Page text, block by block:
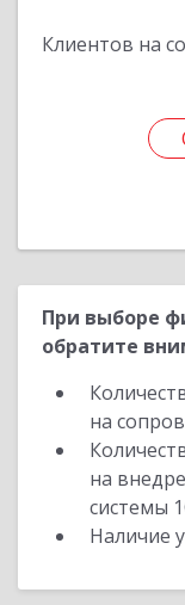
Клиентов на
При выборе
обратите
на
на
системы
Наличие